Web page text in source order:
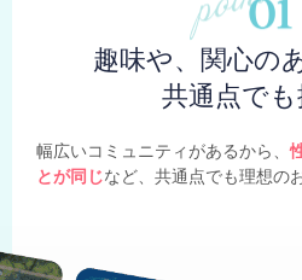
趣味や、関心の
共通点でも
幅広いコミュニティがあるから、
とが同じなど、共通点でも理想の